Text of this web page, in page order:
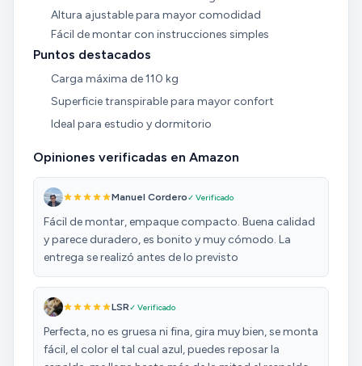
Altura ajustable para mayor comodidad
Fácil de montar con instrucciones simples
Puntos destacados
Carga máxima de 110 kg
Superficie transpirable para mayor confort
Ideal para estudio y dormitorio
Opiniones verificadas en Amazon
Manuel Cordero✓ Verificado
Fácil de montar, empaque compacto. Buena calidad
y parece duradero, es bonito y muy cómodo. La
entrega se realizó antes de lo previsto
LSR✓ Verificado
Perfecta, no es gruesa ni fina, gira muy bien, se monta
fácil, el color el tal cual azul, puedes reposar la